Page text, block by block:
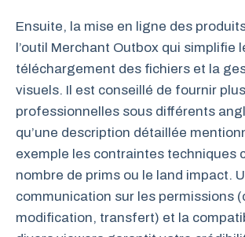
Ensuite, la mise en ligne des
l’outil Merchant Outbox qui simplifie
téléchargement des fichiers et la
visuels. Il est conseillé de fournir
professionnelles sous différents
qu’une description détaillée
exemple les contraintes techniques
nombre de prims ou le land impact.
communication sur les permissions
modification, transfert) et la